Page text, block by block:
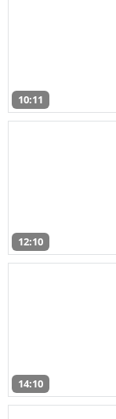
10:11
12:10
14:10